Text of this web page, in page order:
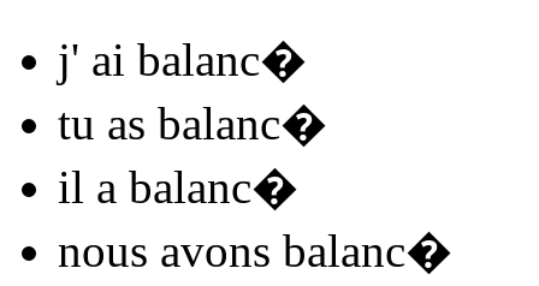
j' ai balanc�
tu as balanc�
il a balanc�
nous avons balanc�